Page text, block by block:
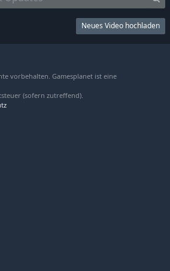
Neues Video hochladen
vorbehalten. Gamesplanet ist eine
(sofern zutreffend).